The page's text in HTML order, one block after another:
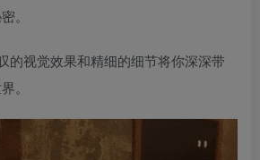
。
的视觉效果和精细的细节将你深深带
。